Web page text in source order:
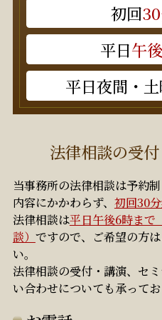
初回
平日午
平日夜間・
法律相談の受
当事務所の法律相談は予約
内容にかかわらず、 初回30
法律相談は平日午後6時まで
談） ですので、ご希望の方
い。
法律相談の受付・講演、セ
い合わせについても承ってお